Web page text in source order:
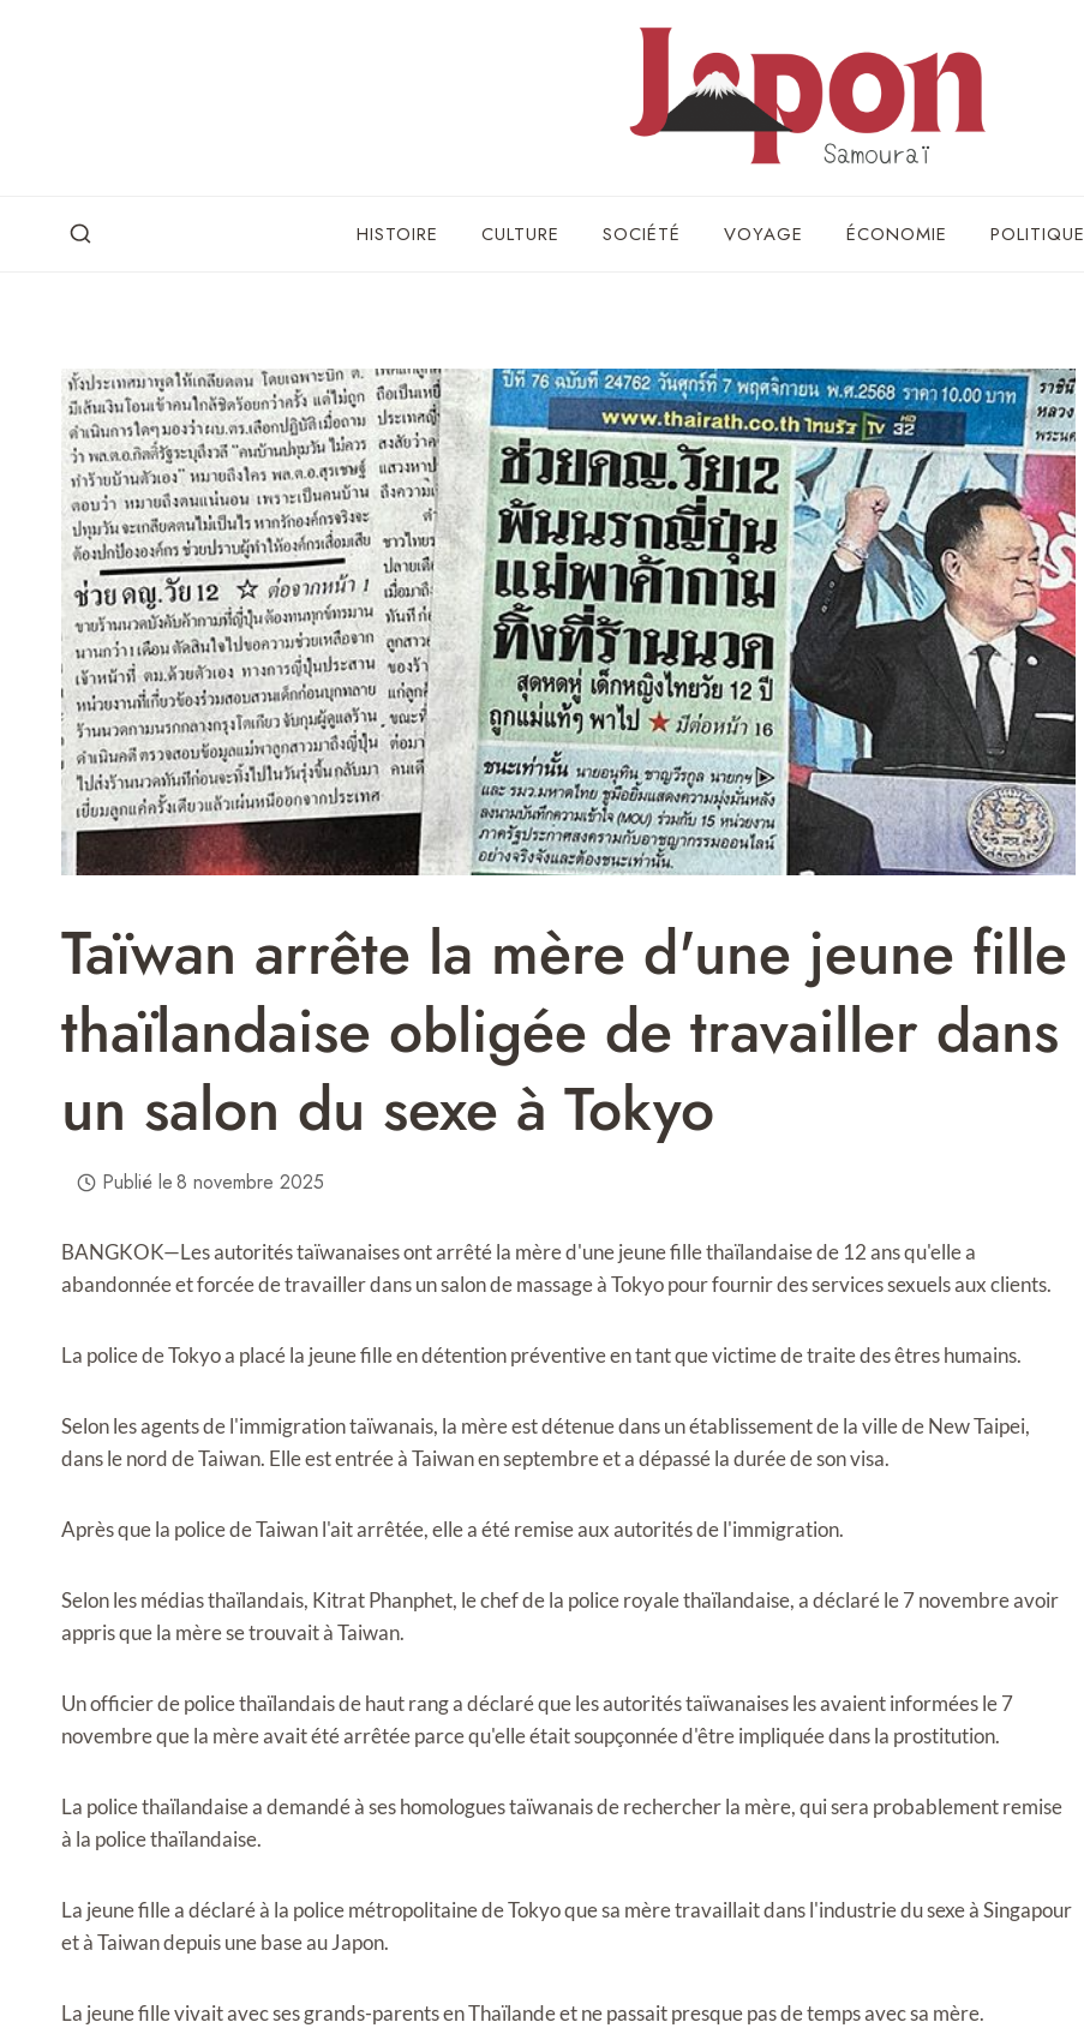
HISTOIRE CULTURE SOCIÉTÉ VOYAGE ÉCONOMIE POLITIQUE
Taïwan arrête la mère d'une jeune fille
thaïlandaise obligée de travailler dans
un salon du sexe à Tokyo
Publié le8 novembre 2025
BANGKOK—Les autorités taïwanaises ont arrêté la mère d'une jeune fille thaïlandaise de 12 ans qu'elle a
abandonnée et forcée de travailler dans un salon de massage à Tokyo pour fournir des services sexuels aux clients.
La police de Tokyo a placé la jeune fille en détention préventive en tant que victime de traite des êtres humains.
Selon les agents de l'immigration taïwanais, la mère est détenue dans un établissement de la ville de New Taipei,
dans le nord de Taiwan. Elle est entrée à Taiwan en septembre et a dépassé la durée de son visa.
Après que la police de Taiwan l'ait arrêtée, elle a été remise aux autorités de l'immigration.
Selon les médias thaïlandais, Kitrat Phanphet, le chef de la police royale thaïlandaise, a déclaré le 7 novembre avoir
appris que la mère se trouvait à Taiwan.
Un officier de police thaïlandais de haut rang a déclaré que les autorités taïwanaises les avaient informées le 7
novembre que la mère avait été arrêtée parce qu'elle était soupçonnée d'être impliquée dans la prostitution.
La police thaïlandaise a demandé à ses homologues taïwanais de rechercher la mère, qui sera probablement remise
à la police thaïlandaise.
La jeune fille a déclaré à la police métropolitaine de Tokyo que sa mère travaillait dans l'industrie du sexe à Singapour
et à Taiwan depuis une base au Japon.
La jeune fille vivait avec ses grands-parents en Thaïlande et ne passait presque pas de temps avec sa mère.